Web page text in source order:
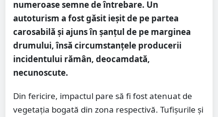
numeroase semne de întrebare. Un
autoturism a fost găsit ieșit de pe partea
carosabilă și ajuns în șanțul de pe marginea
drumului, însă circumstanțele producerii
incidentului rămân, deocamdată,
necunoscute.
Din fericire, impactul pare să fi fost atenuat de
vegetația bogată din zona respectivă. Tufișurile și